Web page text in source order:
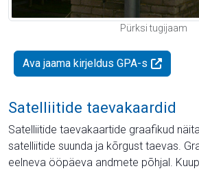
Pürksi tugijaam
Ava jaama kirjeldus GPA-s
Satelliitide taevakaardid
Satelliitide taevakaartide graafikud
satelliitide suunda ja kõrgust taevas.
eelneva ööpäeva andmete põhjal.